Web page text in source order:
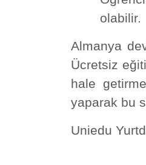
olabilir.
Almanya
Ücretsiz
hale
yaparak bu
Uniedu